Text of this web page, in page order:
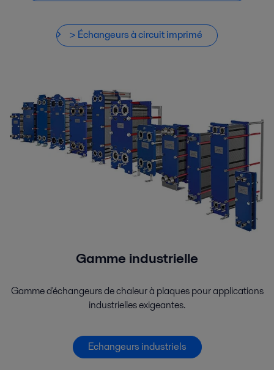
> Échangeurs à circuit imprimé
Gamme industrielle
Gamme d'échangeurs de chaleur à plaques pour applications
industrielles exigeantes.
Echangeurs industriels